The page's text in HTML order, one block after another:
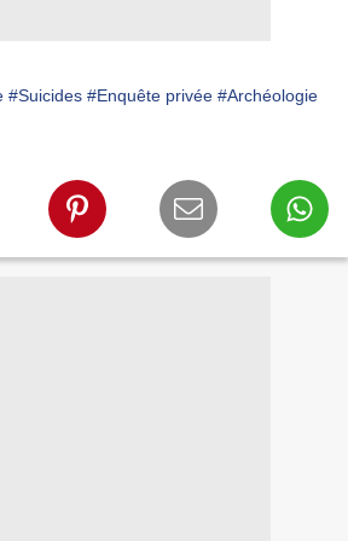
#Suicides #Enquête privée #Archéologie